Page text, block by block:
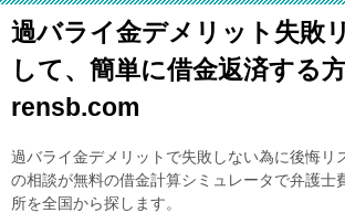
過バライ金デメリット失敗
して、簡単に借金返済する
rensb.com
過バライ金デメリットで失敗しない為に後悔リ
の相談が無料の借金計算シミュレータで弁護士
所を全国から探します。